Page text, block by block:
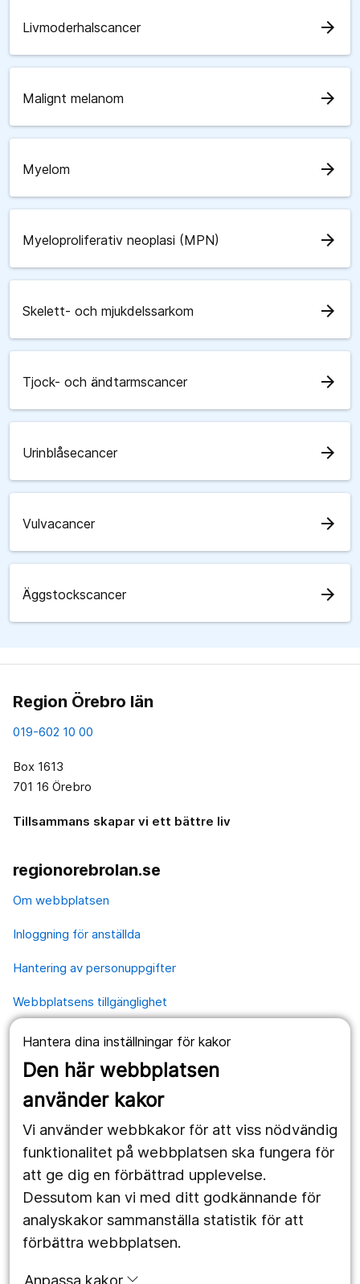
Hantera dina inställningar för kakor
Den här webbplatsen
använder kakor
Vi använder webbkakor för att viss nödvändig
funktionalitet på webbplatsen ska fungera för
att ge dig en förbättrad upplevelse.
Dessutom kan vi med ditt godkännande för
analyskakor sammanställa statistik för att
förbättra webbplatsen.
Anpassa kakor
Livmoderhalscancer arrow_forward
Malignt melanom arrow_forward
Myelom arrow_forward
Myeloproliferativ neoplasi (MPN) arrow_forward
Skelett- och mjukdelssarkom arrow_forward
Tjock- och ändtarmscancer arrow_forward
Urinblåsecancer arrow_forward
Vulvacancer arrow_forward
Äggstockscancer arrow_forward
Region Örebro län
019-602 10 00
Box 1613
701 16 Örebro
Tillsammans skapar vi ett bättre liv
regionorebrolan.se
Om webbplatsen
Inloggning för anställda
Hantering av personuppgifter
Webbplatsens tillgänglighet
Våra webbplatser
1177.se
Region Örebro län
Följ oss
Facebook